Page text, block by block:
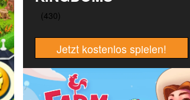
Jetzt kostenlos spielen!